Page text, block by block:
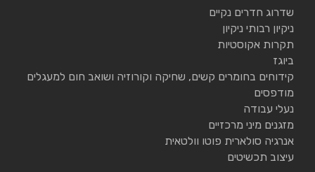
שדרוג חדרים נקיים
ניקיון רבותי ניקיון
תקרות אקוסטיות
ביוגז
קידוחים בחומרים קשים, שחיקה וקורוזיה ושואב חום למעגלים
מודפסים
נעלי עבודה
מזגנים מיני מרכזיים
אנרגיה סולארית פוטו וולטאית
עיצוב תכשיטים